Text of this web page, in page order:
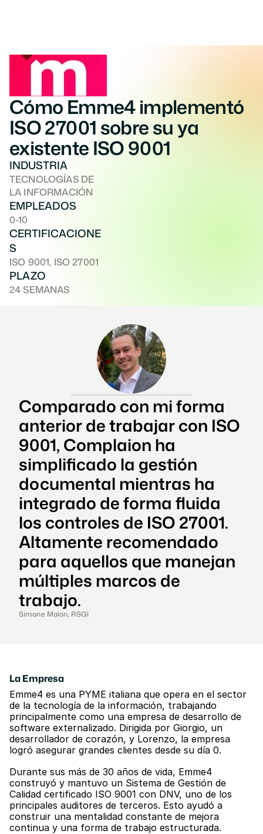
Cómo Emme4 implementó
ISO 27001 sobre su ya
existente ISO 9001
INDUSTRIA
TECNOLOGÍAS DE
LA INFORMACIÓN
EMPLEADOS
0-10
CERTIFICACIONE
S
ISO 9001, ISO 27001
PLAZO
24 SEMANAS
Comparado con mi forma
anterior de trabajar con ISO
9001, Complaion ha
simplificado la gestión
documental mientras ha
integrado de forma fluida
los controles de ISO 27001.
Altamente recomendado
para aquellos que manejan
múltiples marcos de
trabajo.
Simone Maion, RSGI
La Empresa
Emme4 es una PYME italiana que opera en el sector
de la tecnología de la información, trabajando
principalmente como una empresa de desarrollo de
software externalizado. Dirigida por Giorgio, un
desarrollador de corazón, y Lorenzo, la empresa
logró asegurar grandes clientes desde su día 0.
Durante sus más de 30 años de vida, Emme4
construyó y mantuvo un Sistema de Gestión de
Calidad certificado ISO 9001 con DNV, uno de los
principales auditores de terceros. Esto ayudó a
construir una mentalidad constante de mejora
continua y una forma de trabajo estructurada.